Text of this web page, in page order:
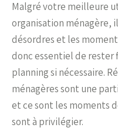
Malgré votre meilleure
organisation ménagère,
désordres et les
donc essentiel de
planning si nécessaire.
ménagères sont une
et ce sont les moments
sont à privilégier.